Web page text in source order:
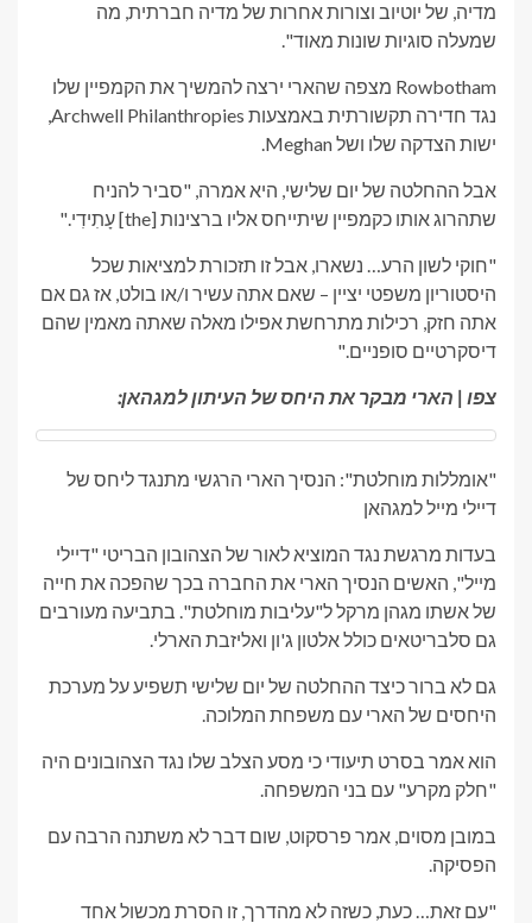
מדיה, של יוטיוב וצורות אחרות של מדיה חברתית, מה
שמעלה סוגיות שונות מאוד".
Rowbotham מצפה שהארי ירצה להמשיך את הקמפיין שלו
נגד חדירה תקשורתית באמצעות Archwell Philanthropies,
ישות הצדקה שלו ושל Meghan.
אבל ההחלטה של ​​יום שלישי, היא אמרה, "סביר להניח
שתהרוג אותו כקמפיין שיתייחס אליו ברצינות [the] עָתִידִי."
"חוקי לשון הרע… נשארו, אבל זו תזכורת למציאות שכל
היסטוריון משפטי יציין – שאם אתה עשיר ו/או בולט, אז גם אם
אתה חזק, רכילות מתרחשת אפילו מאלה שאתה מאמין שהם
דיסקרטיים סופניים."
צפו | הארי מבקר את היחס של העיתון למגהאן:
"אומללות מוחלטת": הנסיך הארי הרגשי מתנגד ליחס של
דיילי מייל למגהאן
בעדות מרגשת נגד המוציא לאור של הצהובון הבריטי "דיילי
מייל", האשים הנסיך הארי את החברה בכך שהפכה את חייה
של אשתו מגהן מרקל ל"עליבות מוחלטת". בתביעה מעורבים
גם סלבריטאים כולל אלטון ג'ון ואליזבת הארלי.
גם לא ברור כיצד ההחלטה של ​​יום שלישי תשפיע על מערכת
היחסים של הארי עם משפחת המלוכה.
הוא אמר בסרט תיעודי כי מסע הצלב שלו נגד הצהובונים היה
"חלק מקרע" עם בני המשפחה.
במובן מסוים, אמר פרסקוט, שום דבר לא משתנה הרבה עם
הפסיקה.
"עם זאת… כעת, כשזה לא מהדרך, זו הסרת מכשול אחד